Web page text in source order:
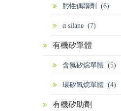
肟性偶聯劑 (6)
α silane (7)
有機矽單體
含氯矽烷單體 (5)
環矽氧烷單體 (4)
有機矽助劑